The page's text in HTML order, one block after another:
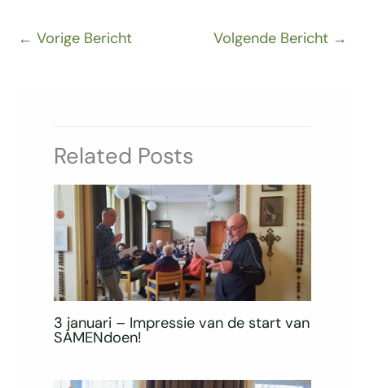
← Vorige Bericht Volgende Bericht →
Related Posts
3 januari – Impressie van de start van
SAMENdoen!